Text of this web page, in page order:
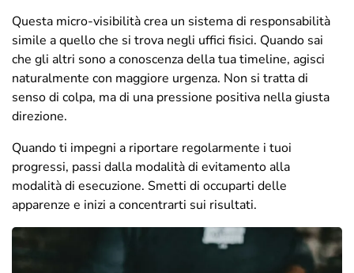
Questa micro-visibilità crea un sistema di responsabilità
simile a quello che si trova negli uffici fisici. Quando sai
che gli altri sono a conoscenza della tua timeline, agisci
naturalmente con maggiore urgenza. Non si tratta di
senso di colpa, ma di una pressione positiva nella giusta
direzione.
Quando ti impegni a riportare regolarmente i tuoi
progressi, passi dalla modalità di evitamento alla
modalità di esecuzione. Smetti di occuparti delle
apparenze e inizi a concentrarti sui risultati.